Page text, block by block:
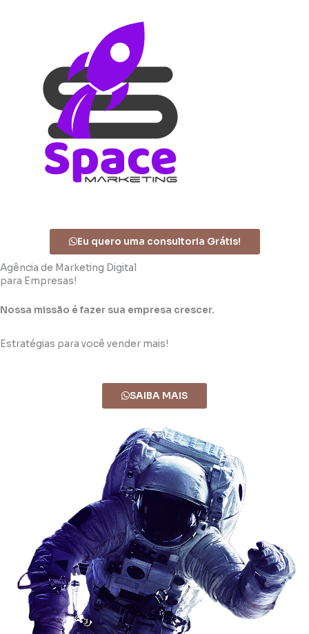
Eu quero uma consultoria Grátis!
Agência de Marketing Digital
para Empresas!
Nossa missão é fazer sua empresa crescer.
Estratégias para você vender mais!
SAIBA MAIS